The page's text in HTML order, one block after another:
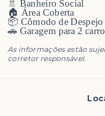
🚿 Banheiro Social
🏠 Área Coberta
📦 Cômodo de Despejo
🚗 Garagem para 2
As informações estão
corretor responsável.